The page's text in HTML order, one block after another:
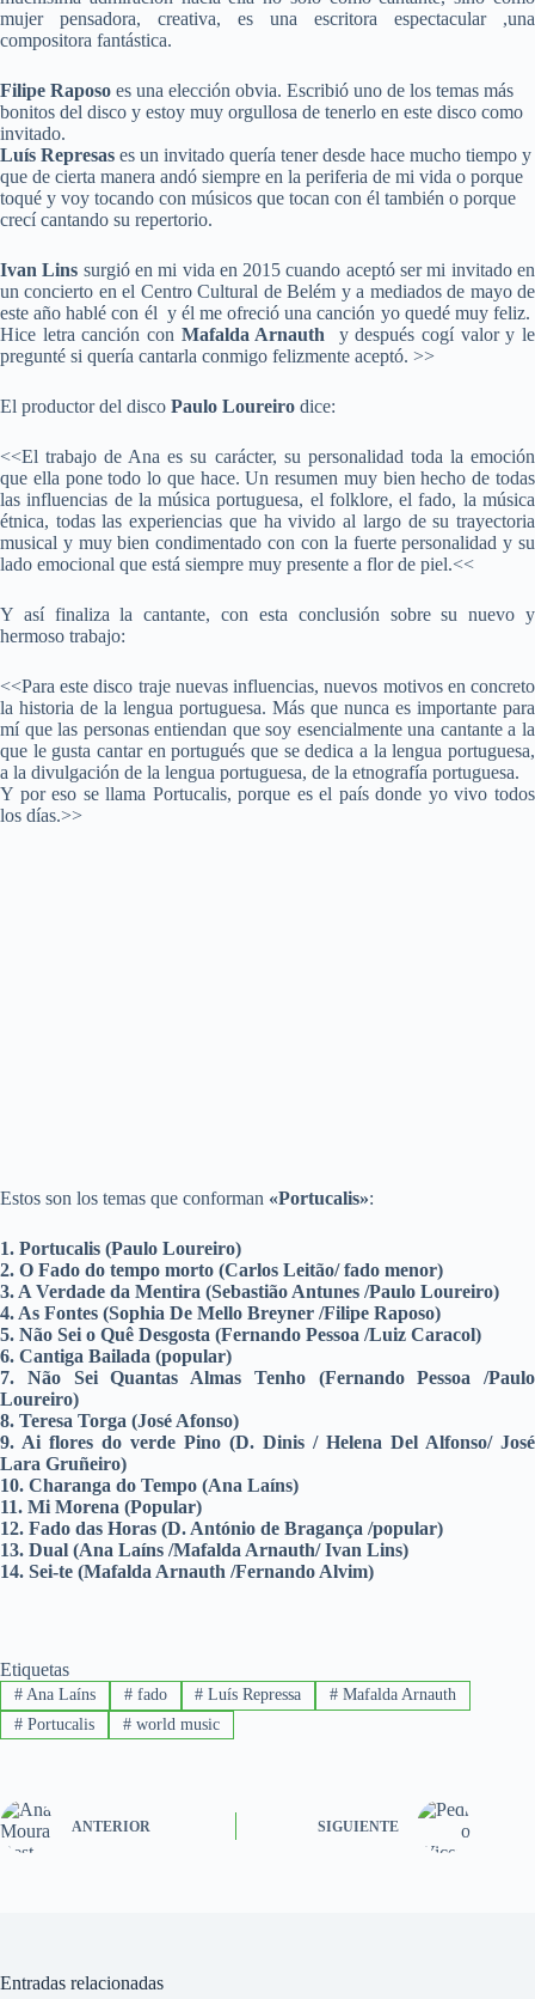
mujer pensadora, creativa, es una escritora espectacular ,una
compositora fantástica.
Filipe Raposo es una elección obvia. Escribió uno de los temas más
bonitos del disco y estoy muy orgullosa de tenerlo en este disco como
invitado.
Luís Represas es un invitado quería tener desde hace mucho tiempo y
que de cierta manera andó siempre en la periferia de mi vida o porque
toqué y voy tocando con músicos que tocan con él también o porque
crecí cantando su repertorio.
Ivan Lins surgió en mi vida en 2015 cuando aceptó ser mi invitado en
un concierto en el Centro Cultural de Belém y a mediados de mayo de
este año hablé con él y él me ofreció una canción yo quedé muy feliz.
Hice letra canción con Mafalda Arnauth y después cogí valor y le
pregunté si quería cantarla conmigo felizmente aceptó. >>
El productor del disco Paulo Loureiro dice:
<<El trabajo de Ana es su carácter, su personalidad toda la emoción
que ella pone todo lo que hace. Un resumen muy bien hecho de todas
las influencias de la música portuguesa, el folklore, el fado, la música
étnica, todas las experiencias que ha vivido al largo de su trayectoria
musical y muy bien condimentado con con la fuerte personalidad y su
lado emocional que está siempre muy presente a flor de piel.<<
Y así finaliza la cantante, con esta conclusión sobre su nuevo y
hermoso trabajo:
<<Para este disco traje nuevas influencias, nuevos motivos en concreto
la historia de la lengua portuguesa. Más que nunca es importante para
mí que las personas entiendan que soy esencialmente una cantante a la
que le gusta cantar en portugués que se dedica a la lengua portuguesa,
a la divulgación de la lengua portuguesa, de la etnografía portuguesa.
Y por eso se llama Portucalis, porque es el país donde yo vivo todos
los días.>>
Estos son los temas que conforman «Portucalis»:
1. Portucalis (Paulo Loureiro)
2. O Fado do tempo morto (Carlos Leitão/ fado menor)
3. A Verdade da Mentira (Sebastião Antunes /Paulo Loureiro)
4. As Fontes (Sophia De Mello Breyner /Filipe Raposo)
5. Não Sei o Quê Desgosta (Fernando Pessoa /Luiz Caracol)
6. Cantiga Bailada (popular)
7. Não Sei Quantas Almas Tenho (Fernando Pessoa /Paulo
Loureiro)
8. Teresa Torga (José Afonso)
9. Ai flores do verde Pino (D. Dinis / Helena Del Alfonso/ José
Lara Gruñeiro)
10. Charanga do Tempo (Ana Laíns)
11. Mi Morena (Popular)
12. Fado das Horas (D. António de Bragança /popular)
13. Dual (Ana Laíns /Mafalda Arnauth/ Ivan Lins)
14. Sei-te (Mafalda Arnauth /Fernando Alvim)
Etiquetas
#Ana Laíns #fado # Luís Repressa # Mafalda Arnauth
#Portucalis #world music
ANTERIOR SIGUIENTE
Entradas relacionadas